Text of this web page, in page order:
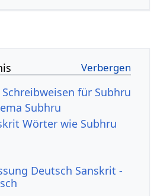
für Subhru
Subhru
Wörter wie Subhru
Deutsch Sanskrit -